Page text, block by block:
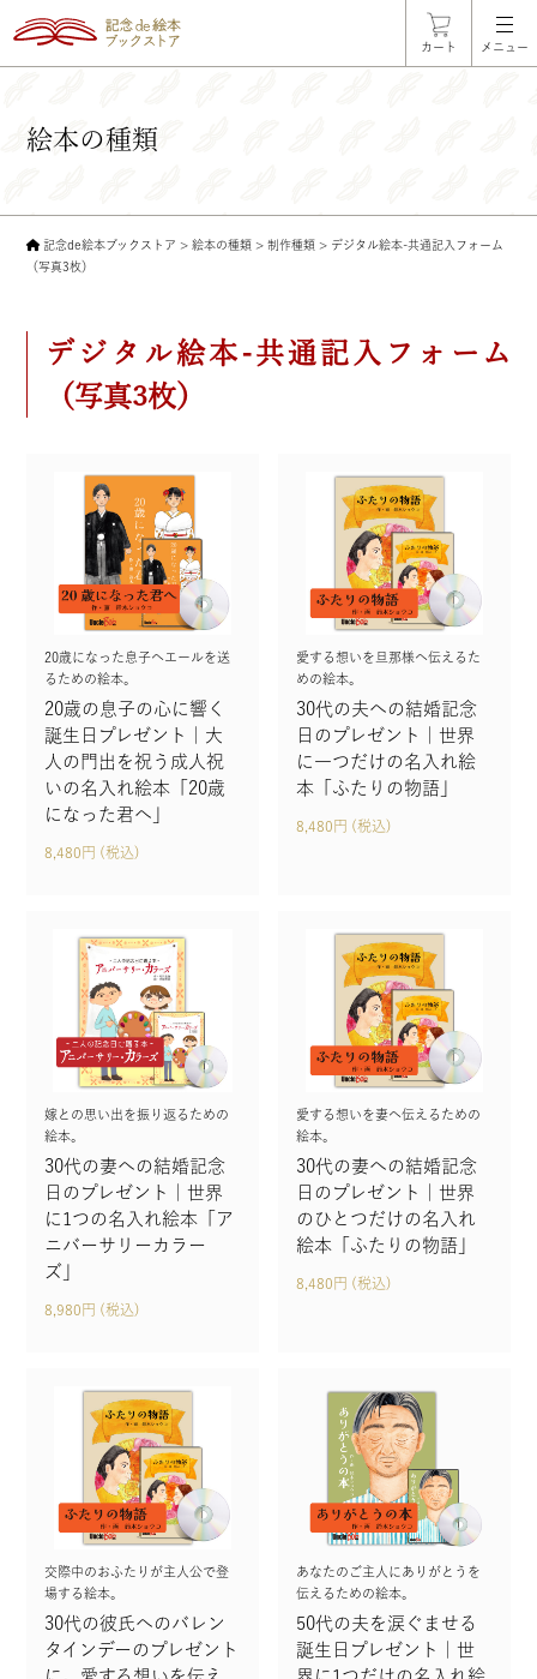
カート メニュー
絵本の種類
記念de絵本ブックストア >絵本の種類 >制作種類 > デジタル絵本-共通記入フォーム
（写真3枚）
デジタル絵本-共通記入フォーム
（写真3枚）
20歳になった息子へエールを送
るための絵本。
20歳の息子の心に響く
誕生日プレゼント｜大
人の門出を祝う成人祝
いの名入れ絵本「20歳
になった君へ」
8,480円 (税込)
愛する想いを旦那様へ伝えるた
めの絵本。
30代の夫への結婚記念
日のプレゼント｜世界
に一つだけの名入れ絵
本「ふたりの物語」
8,480円 (税込)
嫁との思い出を振り返るための
絵本。
30代の妻への結婚記念
日のプレゼント｜世界
に1つの名入れ絵本「ア
ニバーサリーカラー
ズ」
8,980円 (税込)
愛する想いを妻へ伝えるための
絵本。
30代の妻への結婚記念
日のプレゼント｜世界
のひとつだけの名入れ
絵本「ふたりの物語」
8,480円 (税込)
交際中のおふたりが主人公で登
場する絵本。
30代の彼氏へのバレン
タインデーのプレゼント
あなたのご主人にありがとうを
伝えるための絵本。
50代の夫を涙ぐませる
誕生日プレゼント｜世